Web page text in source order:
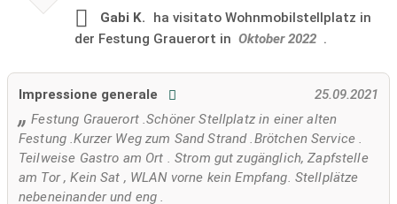
Gabi K. ha visitato Wohnmobilstellplatz in
der Festung Grauerort in Oktober 2022 .
Impressione generale
25.09.2021
Festung Grauerort .Schöner Stellplatz in einer alten
Festung .Kurzer Weg zum Sand Strand .Brötchen Service .
Teilweise Gastro am Ort . Strom gut zugänglich, Zapfstelle
am Tor , Kein Sat , WLAN vorne kein Empfang. Stellplätze
nebeneinander und eng .